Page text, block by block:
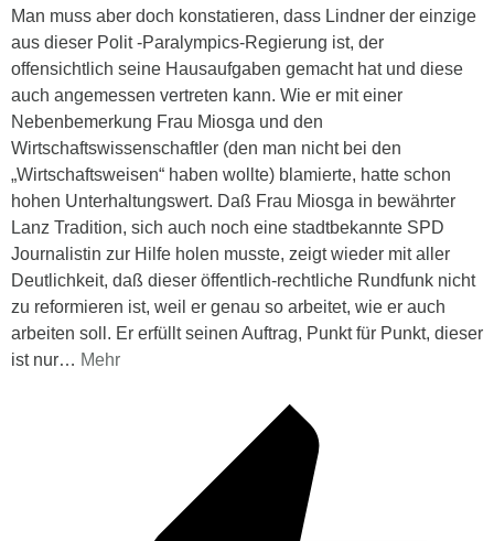
Man muss aber doch konstatieren, dass Lindner der einzige
aus dieser Polit -Paralympics-Regierung ist, der
offensichtlich seine Hausaufgaben gemacht hat und diese
auch angemessen vertreten kann. Wie er mit einer
Nebenbemerkung Frau Miosga und den
Wirtschaftswissenschaftler (den man nicht bei den
„Wirtschaftsweisen“ haben wollte) blamierte, hatte schon
hohen Unterhaltungswert. Daß Frau Miosga in bewährter
Lanz Tradition, sich auch noch eine stadtbekannte SPD
Journalistin zur Hilfe holen musste, zeigt wieder mit aller
Deutlichkeit, daß dieser öffentlich-rechtliche Rundfunk nicht
zu reformieren ist, weil er genau so arbeitet, wie er auch
arbeiten soll. Er erfüllt seinen Auftrag, Punkt für Punkt, dieser
ist nur… Mehr